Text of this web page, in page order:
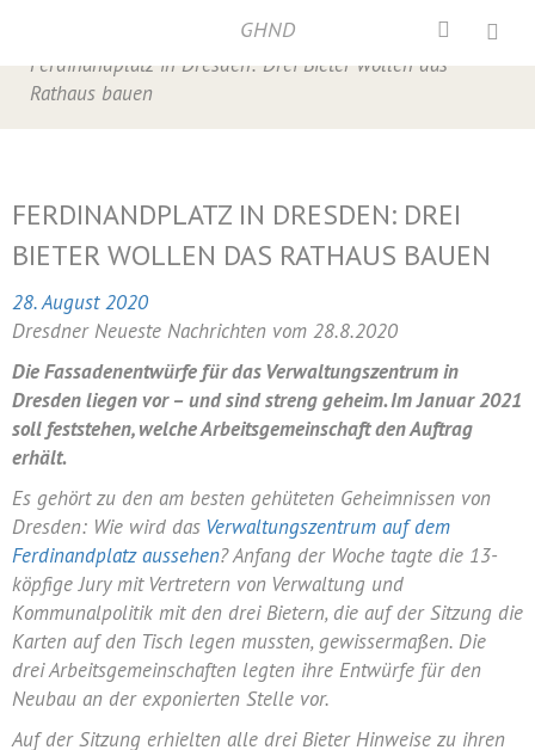
, Presse Presse 2020
Ferdinandplatz in Dresden: Drei Bieter wollen das
Rathaus bauen
FERDINANDPLATZ IN DRESDEN: DREI
BIETER WOLLEN DAS RATHAUS BAUEN
28. August 2020
Dresdner Neueste Nachrichten vom 28.8.2020
Die Fassadenentwürfe für das Verwaltungszentrum in
Dresden liegen vor – und sind streng geheim. Im Januar 2021
soll feststehen, welche Arbeitsgemeinschaft den Auftrag
erhält.
Es gehört zu den am besten gehüteten Geheimnissen von
Dresden: Wie wird das Verwaltungszentrum auf dem
Ferdinandplatz aussehen? Anfang der Woche tagte die 13-
köpfige Jury mit Vertretern von Verwaltung und
Kommunalpolitik mit den drei Bietern, die auf der Sitzung die
Karten auf den Tisch legen mussten, gewissermaßen. Die
drei Arbeitsgemeinschaften legten ihre Entwürfe für den
Neubau an der exponierten Stelle vor.
Auf der Sitzung erhielten alle drei Bieter Hinweise zu ihren
GHND